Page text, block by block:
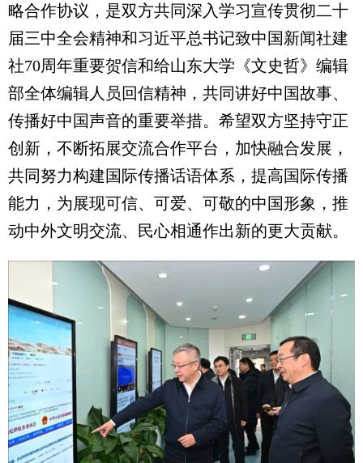
略合作协议，是双方共同深入学习宣传贯彻二十
届三中全会精神和习近平总书记致中国新闻社建
社70周年重要贺信和给山东大学《文史哲》编辑
部全体编辑人员回信精神，共同讲好中国故事、
传播好中国声音的重要举措。希望双方坚持守正
创新，不断拓展交流合作平台，加快融合发展，
共同努力构建国际传播话语体系，提高国际传播
能力，为展现可信、可爱、可敬的中国形象，推
动中外文明交流、民心相通作出新的更大贡献。